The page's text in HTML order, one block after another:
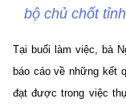
bộ chủ chốt
Tại buổi làm việc, bà
báo cáo về những kết
đạt được trong việc